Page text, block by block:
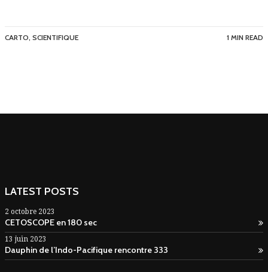
CARTO, SCIENTIFIQUE 1 MIN READ
LATEST POSTS
2 octobre 2023
CETOSCOPE en 180 sec
13 juin 2023
Dauphin de l’Indo-Pacifique rencontre 333